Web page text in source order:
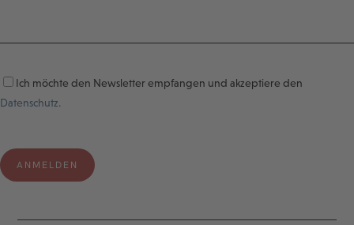
Ich möchte den Newsletter empfangen und akzeptiere den
Datenschutz.